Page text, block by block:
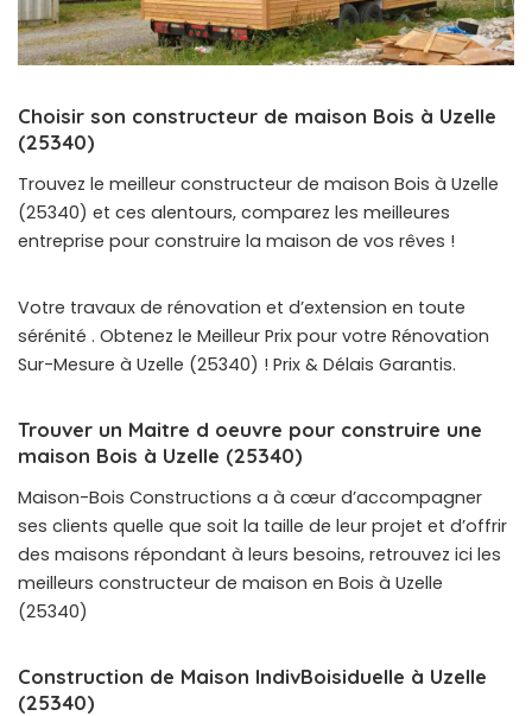
Choisir son constructeur de maison Bois à Uzelle
(25340)
Trouvez le meilleur constructeur de maison Bois à Uzelle
(25340) et ces alentours, comparez les meilleures
entreprise pour construire la maison de vos rêves !
Votre travaux de rénovation et d’extension en toute
sérénité . Obtenez le Meilleur Prix pour votre Rénovation
Sur-Mesure à Uzelle (25340) ! Prix & Délais Garantis.
Trouver un Maitre d oeuvre pour construire une
maison Bois à Uzelle (25340)
Maison-Bois Constructions a à cœur d’accompagner
ses clients quelle que soit la taille de leur projet et d’offrir
des maisons répondant à leurs besoins, retrouvez ici les
meilleurs constructeur de maison en Bois à Uzelle
(25340)
Construction de Maison IndivBoisiduelle à Uzelle
(25340)